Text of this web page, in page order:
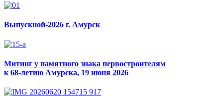
Выпускной-2026 г. Амурск
Митинг у памятного знака первостроителям
к 68-летию Амурска, 19 июня 2026